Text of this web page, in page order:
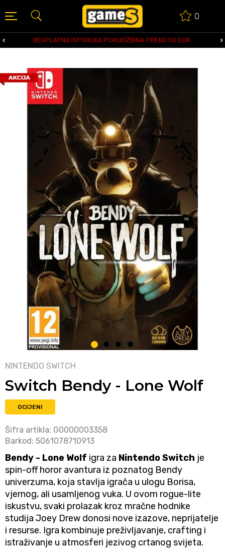
0
BESPLATNA ISPORUKA PORUDŽBINA PREKO 50 EUR
1 2 3 4
NINTENDO SWITCH
Switch Bendy - Lone Wolf
OCIJENI
Šifra artikla: G0000003358
Barkod: 5061078710913
Bendy - Lone Wolf igra za Nintendo Switch je
spin-off horor avantura iz poznatog Bendy
univerzuma, koja stavlja igrača u ulogu Borisa,
vjernog, ali usamljenog vuka. U ovom rogue-lite
iskustvu, svaki prolazak kroz mračne hodnike
studija Joey Drew donosi nove izazove, neprijatelje
i resurse. Igra kombinuje preživljavanje, crafting i
istraživanje u atmosferi jezivog crtanog svijeta.